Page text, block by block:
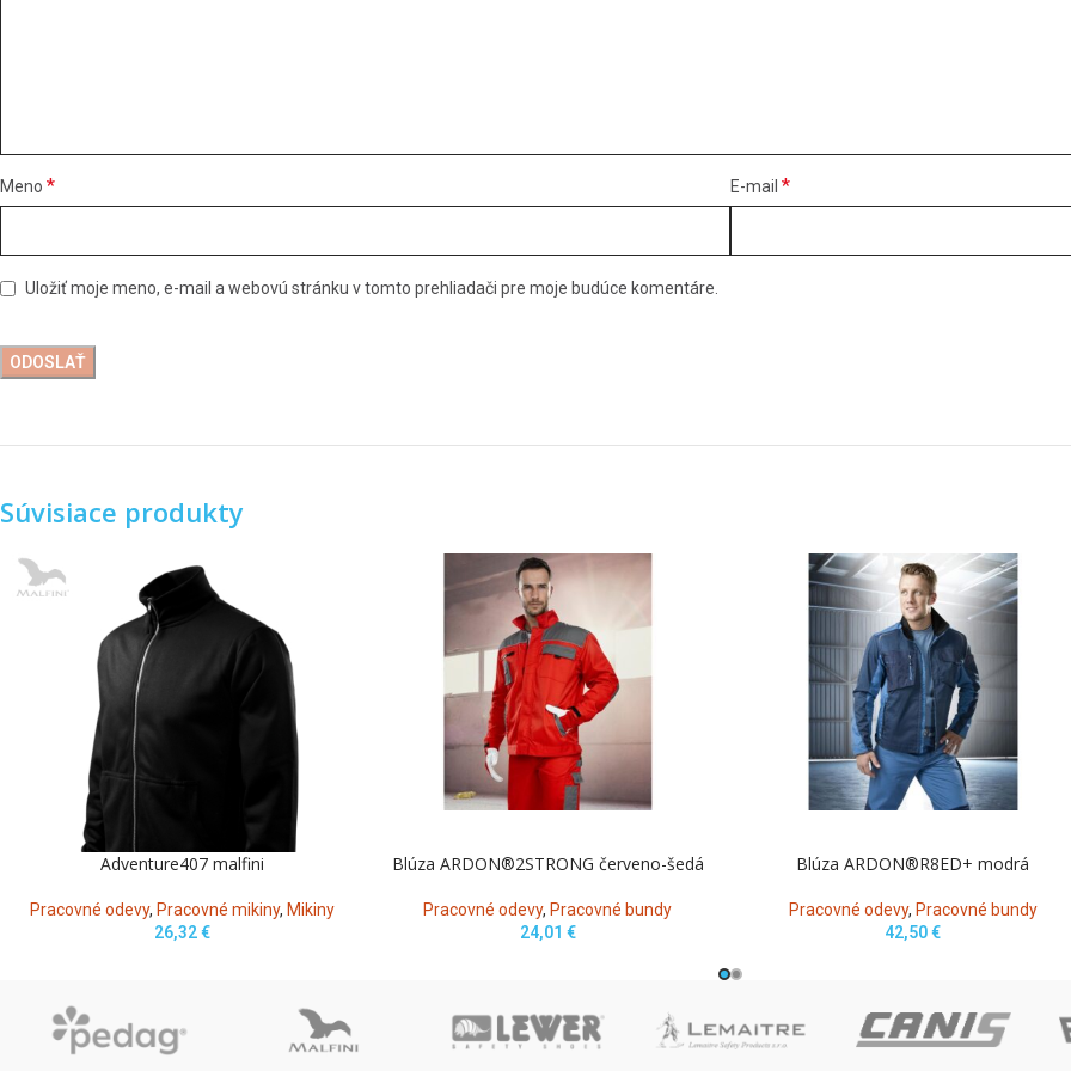
Meno * E-mail *
Uložiť moje meno, e-mail a webovú stránku v tomto prehliadači pre moje budúce komentáre.
Súvisiace produkty
Adventure407 malfini
Pracovné odevy, Pracovné mikiny, Mikiny
26,32€
Blúza ARDON®2STRONG červeno-šedá
Pracovné odevy, Pracovné bundy
24,01 €
Blúza ARDON®R8ED+ modrá
Pracovné odevy, Pracovné bundy
42,50€